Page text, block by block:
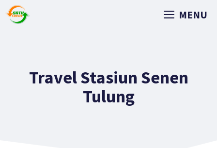
MENU
Travel Stasiun Senen
Tulung